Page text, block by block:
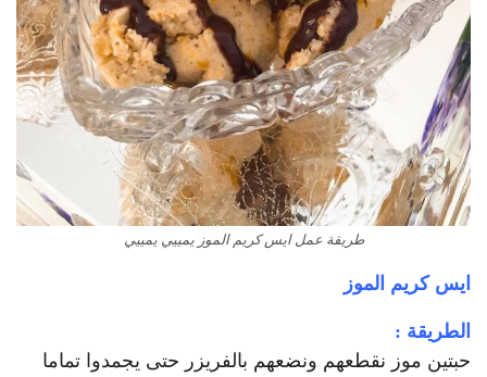
طريقة عمل ايس كريم الموز يمييي يمييي
ايس كريم الموز
الطريقة :
حبتين موز نقطعهم ونضعهم بالفريزر حتى يجمدوا تماما